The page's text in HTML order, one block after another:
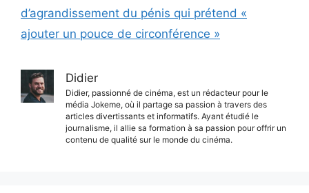
d’agrandissement du pénis qui prétend «
ajouter un pouce de circonférence »
Didier
Didier, passionné de cinéma, est un rédacteur pour le
média Jokeme, où il partage sa passion à travers des
articles divertissants et informatifs. Ayant étudié le
journalisme, il allie sa formation à sa passion pour offrir un
contenu de qualité sur le monde du cinéma.